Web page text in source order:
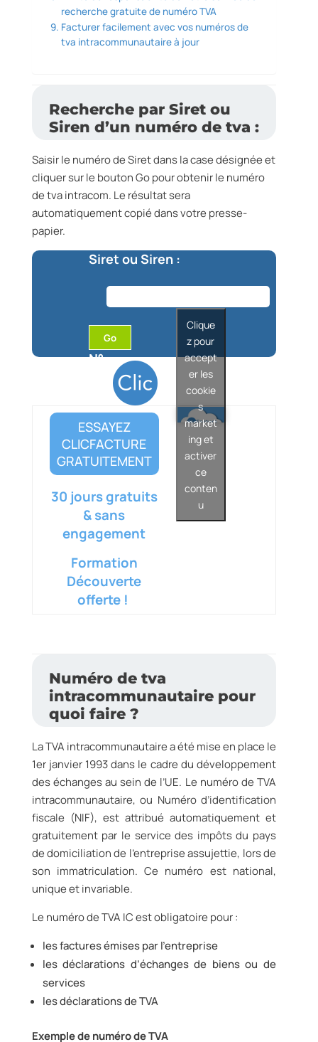
recherche gratuite de numéro TVA
Facturer facilement avec vos numéros de
tva intracommunautaire à jour
Recherche par Siret ou
Siren d’un numéro de tva :
Saisir le numéro de Siret dans la case désignée et
cliquer sur le bouton Go pour obtenir le numéro
de tva intracom. Le résultat sera
automatiquement copié dans votre presse-
papier.
Siret ou Siren :
Go
N°
aco
mmunautaire :
ESSAYEZ
CLICFACTURE
GRATUITEMENT
30 jours gratuits
& sans
engagement
Formation
Découverte
offerte !
Clique
z pour
accept
er les
cookie
s
market
ing et
activer
ce
conten
u
Numéro de tva
intracommunautaire pour
quoi faire ?
La TVA intracommunautaire a été mise en place le
1er janvier 1993 dans le cadre du développement
des échanges au sein de l’UE. Le numéro de TVA
intracommunautaire, ou Numéro d’identification
fiscale (NIF), est attribué automatiquement et
gratuitement par le service des impôts du pays
de domiciliation de l’entreprise assujettie, lors de
son immatriculation. Ce numéro est national,
unique et invariable.
Le numéro de TVA IC est obligatoire pour :
les factures émises par l’entreprise
les déclarations d’échanges de biens ou de
services
les déclarations de TVA
Exemple de numéro de TVA